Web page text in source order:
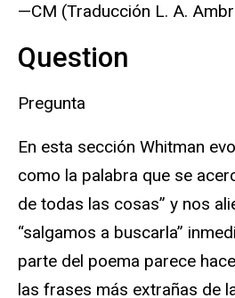
—CM (Traducción L. A.
Question
Pregunta
En esta sección Whitman
como la palabra que se
de todas las cosas” y nos
“salgamos a buscarla”
parte del poema parece
las frases más extrañas de